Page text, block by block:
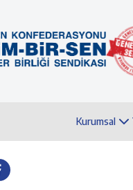
Kurumsal